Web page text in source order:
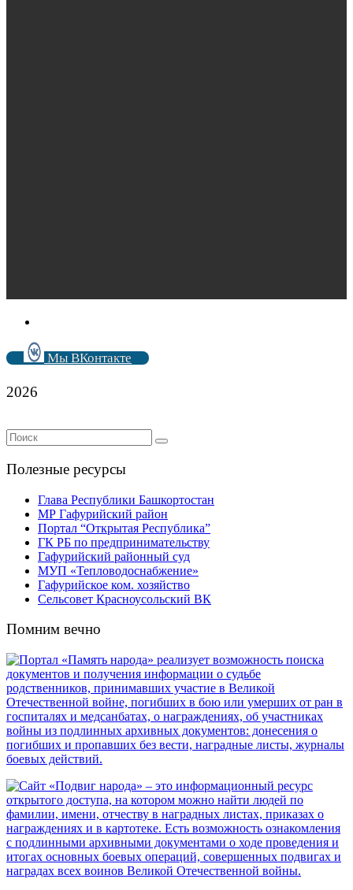
Мы ВКонтакте
2026
Полезные ресурсы
Глава Республики Башкортостан
МР Гафурийский район
Портал “Открытая Республика”
ГК РБ по предпринимательству
Гафурийский районный суд
МУП «Тепловодоснабжение»
Гафурийское ком. хозяйство
Сельсовет Красноусольский ВК
Помним вечно